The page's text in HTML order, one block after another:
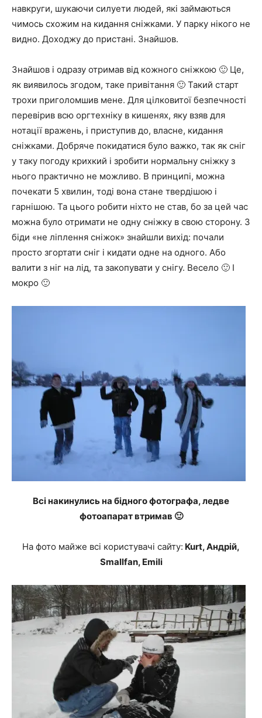
навкруги, шукаючи силуети людей, які займаються
чимось схожим на кидання сніжками. У парку нікого не
видно. Доходжу до пристані. Знайшов.
Знайшов і одразу отримав від кожного сніжкою 🙂 Це,
як виявилось згодом, таке привітання 🙂 Такий старт
трохи приголомшив мене. Для цілковитої безпечності
перевірив всю оргтехніку в кишенях, яку взяв для
нотації вражень, і приступив до, власне, кидання
сніжками. Добряче покидатися було важко, так як сніг
у таку погоду крихкий і зробити нормальну сніжку з
нього практично не можливо. В принципі, можна
почекати 5 хвилин, тоді вона стане твердішою і
гарнішою. Та цього робити ніхто не став, бо за цей час
можна було отримати не одну сніжку в свою сторону. З
біди «не ліплення сніжок» знайшли вихід: почали
просто згортати сніг і кидати одне на одного. Або
валити з ніг на лід, та закопувати у снігу. Весело 🙂 І
мокро 🙂
Всі накинулись на бідного фотографа, ледве
фотоапарат втримав 🙂
На фото майже всі користувачі сайту: Kurt, Андрій,
Smallfan, Emili